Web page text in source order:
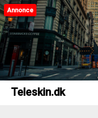
Annonce
Teleskin.dk